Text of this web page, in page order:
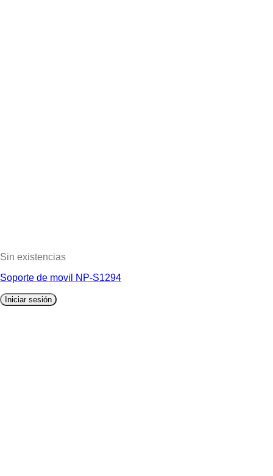
Sin existencias
Soporte de movil NP-S1294
Iniciar sesión